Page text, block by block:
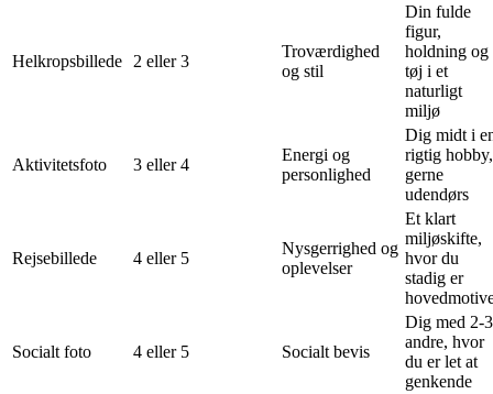
Helkropsbillede 2 eller 3
Troværdighed
og stil
Din fulde
figur,
holdning og
tøj i et
naturligt
miljø
Aktivitetsfoto 3 eller 4
Energi og
personlighed
Dig midt i
rigtig hobby,
gerne
udendørs
Rejsebillede 4 eller 5
Nysgerrighed og
oplevelser
Et klart
miljøskifte,
hvor du
stadig er
Socialt foto 4 eller 5 Socialt bevis
Dig med 2-3
andre, hvor
du er let at
genkende